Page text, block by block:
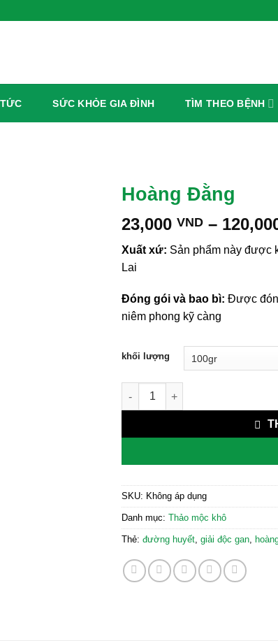
SỨC KHỎE GIA ĐÌNH TÌM THEO BỆNH
Hoàng Đằng
23,000 VND –
Xuất xứ: Sản phẩm này được
Lai
Đóng gói và bao bì: Được
niêm phong kỹ càng
khối lượng
Hoàng Đằng số lượng
SKU: Không áp dụng
Danh mục: Thảo mộc khô
Thẻ: đường huyết, giải độc gan,